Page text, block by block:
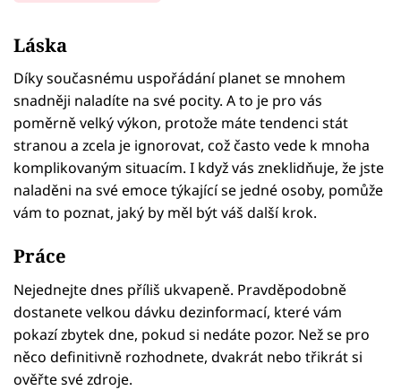
Láska
Díky současnému uspořádání planet se mnohem
snadněji naladíte na své pocity. A to je pro vás
poměrně velký výkon, protože máte tendenci stát
stranou a zcela je ignorovat, což často vede k mnoha
komplikovaným situacím. I když vás zneklidňuje, že jste
naladěni na své emoce týkající se jedné osoby, pomůže
vám to poznat, jaký by měl být váš další krok.
Práce
Nejednejte dnes příliš ukvapeně. Pravděpodobně
dostanete velkou dávku dezinformací, které vám
pokazí zbytek dne, pokud si nedáte pozor. Než se pro
něco definitivně rozhodnete, dvakrát nebo třikrát si
ověřte své zdroje.